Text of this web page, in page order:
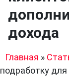
дохода
Главная »
подработку